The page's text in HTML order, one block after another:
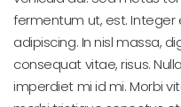
fermentum ut, est.
adipiscing. In nisl massa,
consequat vitae, risus.
imperdiet mi id mi. Morbi